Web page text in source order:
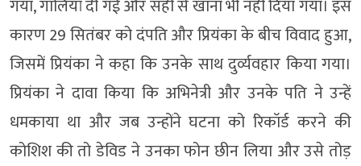
गया, गालियां दी गईं और सही से खाना भी नहीं दिया गया। इस
कारण 29 सितंबर को दंपति और प्रियंका के बीच विवाद हुआ,
जिसमें प्रियंका ने कहा कि उनके साथ दुर्व्यवहार किया गया।
प्रियंका ने दावा किया कि अभिनेत्री और उनके पति ने उन्हें
धमकाया था और जब उन्होंने घटना को रिकॉर्ड करने की
कोशिश की तो डेविड ने उनका फोन छीन लिया और उसे तोड़